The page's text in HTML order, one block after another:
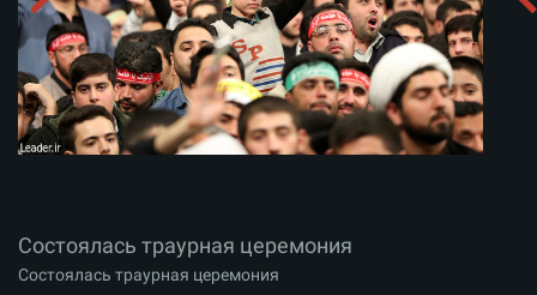
Состоялась траурная церемония
Состоялась траурная церемония